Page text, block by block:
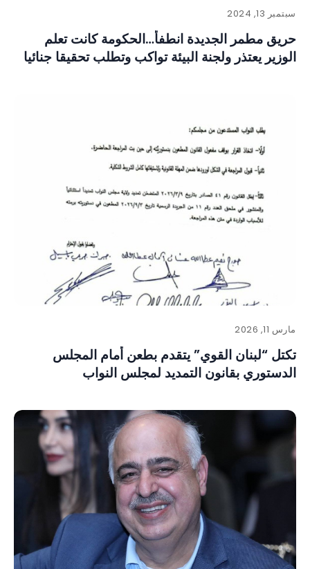
سبتمبر 13, 2024
حريق مطمر الجديدة انطفأ…الحكومة كانت تعلم
الوزير يعتذر ولجنة البيئة تواكب وتطلب تحقيقا جنائيا
مارس 11, 2026
‏تكتل “لبنان القوي” يتقدم بطعن أمام المجلس
الدستوري بقانون التمديد لمجلس النواب